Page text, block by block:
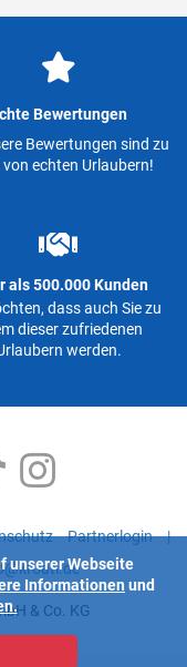
Bewertungen
Bewertungen sind zu
von echten Urlaubern!
als 500.000 Kunden
dass auch Sie zu
dieser zufriedenen
werden.
Partnerlogin
|
& Co. KG
unserer Webseite
Informationen und